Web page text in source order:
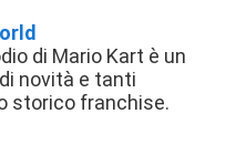
di Mario Kart è un
novità e tanti
storico franchise.